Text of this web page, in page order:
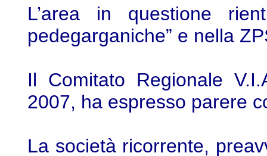
L’area in questione
pedegarganiche” e nella
Il Comitato Regionale
2007, ha espresso parere
La società ricorrente,